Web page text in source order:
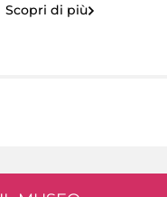
Scopri di più